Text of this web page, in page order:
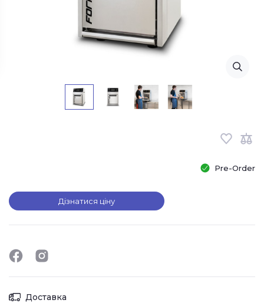
Pre-Order
Дізнатися ціну
Доставка